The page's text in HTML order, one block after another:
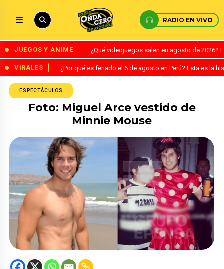
RADIO EN VIVO
JUEGOS Y ANIME ¿Qué videojuegos salen en agosto de
VIRALES ¿Por qué es feriado el 6 de agosto en Perú? Esta es la
ESPECTÁCULOS
Foto: Miguel Arce vestido de
Minnie Mouse